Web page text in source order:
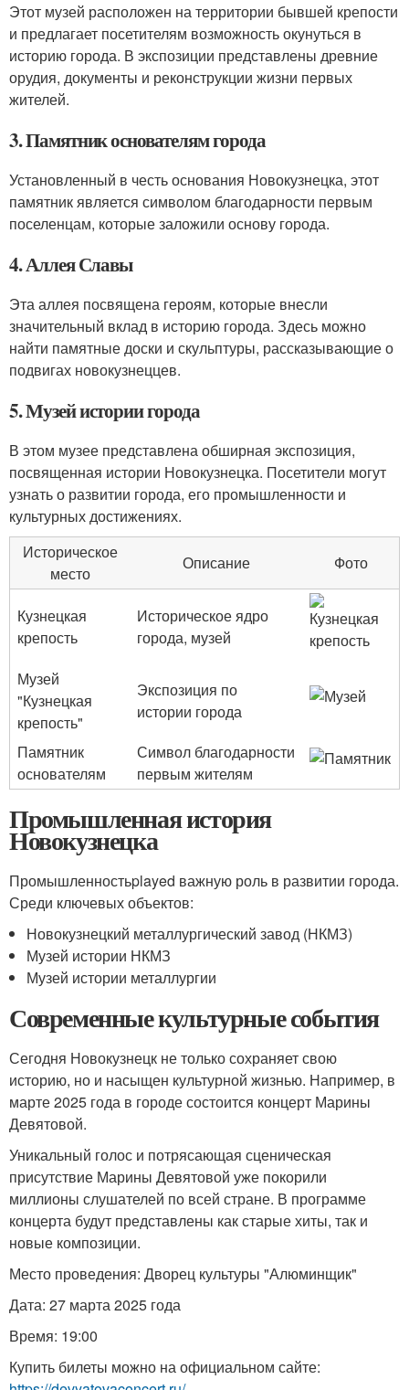
Этот музей расположен на территории бывшей крепости
и предлагает посетителям возможность окунуться в
историю города. В экспозиции представлены древние
орудия, документы и реконструкции жизни первых
жителей.
3. Памятник основателям города
Установленный в честь основания Новокузнецка, этот
памятник является символом благодарности первым
поселенцам, которые заложили основу города.
4. Аллея Славы
Эта аллея посвящена героям, которые внесли
значительный вклад в историю города. Здесь можно
найти памятные доски и скульптуры, рассказывающие о
подвигах новокузнеццев.
5. Музей истории города
В этом музее представлена обширная экспозиция,
посвященная истории Новокузнецка. Посетители могут
узнать о развитии города, его промышленности и
культурных достижениях.
Историческое
место
Описание Фото
Кузнецкая
крепость
Историческое ядро
города, музей
Музей
"Кузнецкая
крепость"
Экспозиция по
истории города
Памятник
основателям
Символ благодарности
первым жителям
Промышленная история
Новокузнецка
Промышленностьplayed важную роль в развитии города.
Среди ключевых объектов:
Новокузнецкий металлургический завод (НКМЗ)
Музей истории НКМЗ
Музей истории металлургии
Современные культурные события
Сегодня Новокузнецк не только сохраняет свою
историю, но и насыщен культурной жизнью. Например, в
марте 2025 года в городе состоится концерт Марины
Девятовой.
Уникальный голос и потрясающая сценическая
присутствие Марины Девятовой уже покорили
миллионы слушателей по всей стране. В программе
концерта будут представлены как старые хиты, так и
новые композиции.
Место проведения: Дворец культуры "Алюминщик"
Дата: 27 марта 2025 года
Время: 19:00
Купить билеты можно на официальном сайте: